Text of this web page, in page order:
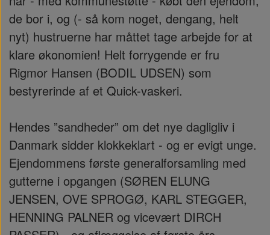
de bor i, og (- så kom noget, dengang, helt
nyt) hustruerne har måttet tage arbejde for at
klare økonomien! Helt forrygende er fru
Rigmor Hansen (BODIL UDSEN) som
bestyrerinde af et Quick-vaskeri.
Hendes ”sandheder” om det nye dagligliv i
Danmark sidder klokkeklart - og er evigt unge.
Ejendommens første generalforsamling med
gutterne i opgangen (SØREN ELUNG
JENSEN, OVE SPROGØ, KARL STEGGER,
HENNING PALNER og vicevært DIRCH